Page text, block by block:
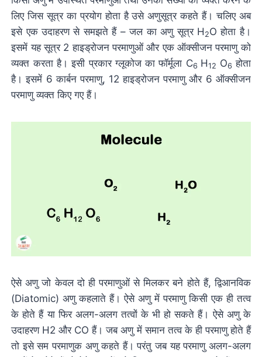
लिए जिस सूत्र का प्रयोग होता है उसे अणुसूत्र कहते हैं। चलिए अब
इसे एक उदाहरण से समझते हैं – जल का अणु सूत्र H 2O होता है।
इसमें यह सूत्र 2 हाइड्रोजन परमाणुओं और एक ऑक्सीजन परमाणु को
व्यक्त करता है। इसी प्रकार ग्लूकोज का फॉर्मूला C6 H12 O6 होता
है। इसमें 6 कार्बन परमाणु, 12 हाइड्रोजन परमाणु और 6 ऑक्सीजन
परमाणु व्यक्त किए गए हैं।
ऐसे अणु जो केवल दो ही परमाणुओं से मिलकर बने होते हैं, द्विआनविक
(Diatomic) अणु कहलाते हैं। ऐसे अणु में परमाणु किसी एक ही तत्व
के होते हैं या फिर अलग-अलग तत्वों के भी हो सकते हैं। ऐसे अणु के
उदाहरण H2 और CO हैं। जब अणु में समान तत्व के ही परमाणु होते हैं
तो इसे सम परमाणुक अणु कहते हैं। परंतु जब यह परमाणु अलग-अलग